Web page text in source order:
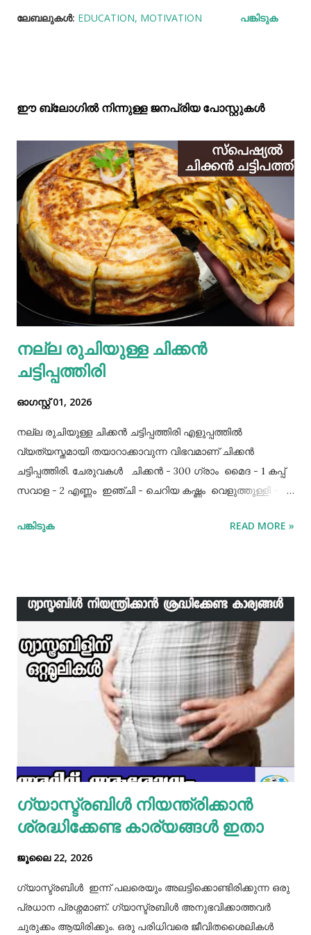
ലേബലുകള്‍: EDUCATION MOTIVATION പങ്കിടുക
ഈ ബ്ലോഗിൽ നിന്നുള്ള ജനപ്രിയ പോസ്റ്റുകള്‍‌
നല്ല രുചിയുള്ള ചിക്കൻ
ചട്ടിപ്പത്തിരി
ഓഗസ്റ്റ് 01, 2026
നല്ല രുചിയുള്ള ചിക്കൻ ചട്ടിപ്പത്തിരി എളുപ്പത്തിൽ
വ്യത്യസ്തമായി തയാറാക്കാവുന്ന വിഭവമാണ് ചിക്കൻ
ചട്ടിപ്പത്തിരി. ചേരുവകൾ ചിക്കൻ - 300 ഗ്രാം മൈദ - 1 കപ്പ്‌
സവാള - 2 എണ്ണം ഇഞ്ചി - ചെറിയ കഷ്ണം വെളുത്തുള്ളി - 5
വിധം ചിക്കൻ കുറച്ച് ഉപ്പും കുരുമുളകുപൊടിയും
ഇഞ്ചി വെളുത്തുള്ളി, സവാള എന്നിവ ചേർത്ത് വഴറ്റാം.
ഇതിൽ പൊടികളെല്ലാം ചേർത്ത് ചൂടാക്കിയശേഷം വേവിച്ച്
മാറ്റിവച്ച ചിക്കൻ ചേർത്ത് ഒന്ന് ഇളകിയെടുക്കാം. ഇനി ഒരു
മിക്സിയുടെ ജാറിലേക്ക് മുട്ട, മൈദ, വെള്ളം പാകത്തിന് ഉപ്പ്
എന്നിവ ചേർത്ത് നന്നായിട്ട് അടിച്ചെടുക്കാം. ഇനി ഒരു പാനിൽ
മാവൊഴിച്ചു ദോശ ചുട്ടെടുക്കാം. ഇനി ഒരു പാത്രത്തിൽ മുട്ട
പൊട്ടിച്ച് ഒഴിക്കാം കൂടെത്തന്നെ പാൽ, കുരുമുളകുപൊടി, ഉപ്പ്,
മല്ലിയില എന്നിവ ചേർത്തൊരു മിക്സ്‌ തയാറാക്കാം. ഇനി
ഒരു പാനിൽ കുറച്ച് നെയ്യ് തടവിയ ശേഷം അതിൽ തയാ...
പങ്കിടുക READ MORE »
ഗ്യാസ്ട്രബിൾ നിയന്ത്രിക്കാൻ
ശ്രദ്ധിക്കേണ്ട കാര്യങ്ങൾ ഇതാ
ജൂലൈ 22, 2026
ഗ്യാസ്ട്രബിൾ ഇന്ന് പലരെയും അലട്ടിക്കൊണ്ടിരിക്കുന്ന ഒരു
പ്രധാന പ്രശ്നമാണ്. ഗ്യാസ്ട്രബിൾ അനുഭവിക്കാത്തവർ
ചുരുക്കം ആയിരിക്കും. ഒരു പരിധിവരെ ജീവിതശൈലികൾ